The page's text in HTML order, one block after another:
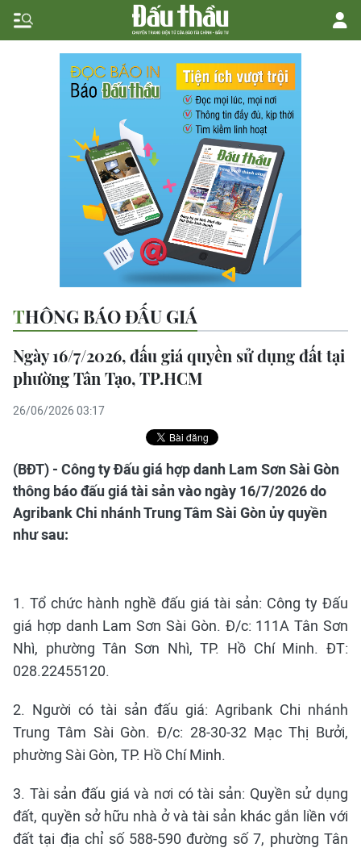
THÔNG BÁO ĐẤU GIÁ
Ngày 16/7/2026, đấu giá quyền sử dụng đất tại
phường Tân Tạo, TP.HCM
26/06/2026 03:17
(BĐT) - Công ty Đấu giá hợp danh Lam Sơn Sài Gòn
thông báo đấu giá tài sản vào ngày 16/7/2026 do
Agribank Chi nhánh Trung Tâm Sài Gòn ủy quyền
như sau:
1. Tổ chức hành nghề đấu giá tài sản: Công ty Đấu
giá hợp danh Lam Sơn Sài Gòn. Đ/c: 111A Tân Sơn
Nhì, phường Tân Sơn Nhì, TP. Hồ Chí Minh. ĐT:
028.22455120.
2. Người có tài sản đấu giá: Agribank Chi nhánh
Trung Tâm Sài Gòn. Đ/c: 28-30-32 Mạc Thị Bưởi,
phường Sài Gòn, TP. Hồ Chí Minh.
3. Tài sản đấu giá và nơi có tài sản: Quyền sử dụng
đất, quyền sở hữu nhà ở và tài sản khác gắn liền với
đất tại địa chỉ số 588-590 đường số 7, phường Tân